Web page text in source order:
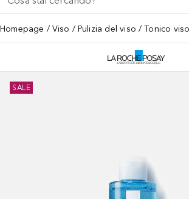
Homepage Viso Pulizia del viso Tonico viso
SALE